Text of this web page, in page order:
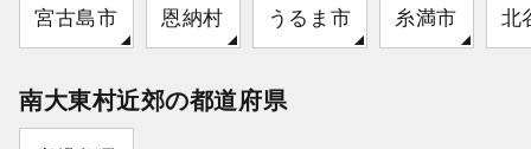
宮古島市 恩納村 うるま市 糸満市 北
南大東村近郊の都道府県